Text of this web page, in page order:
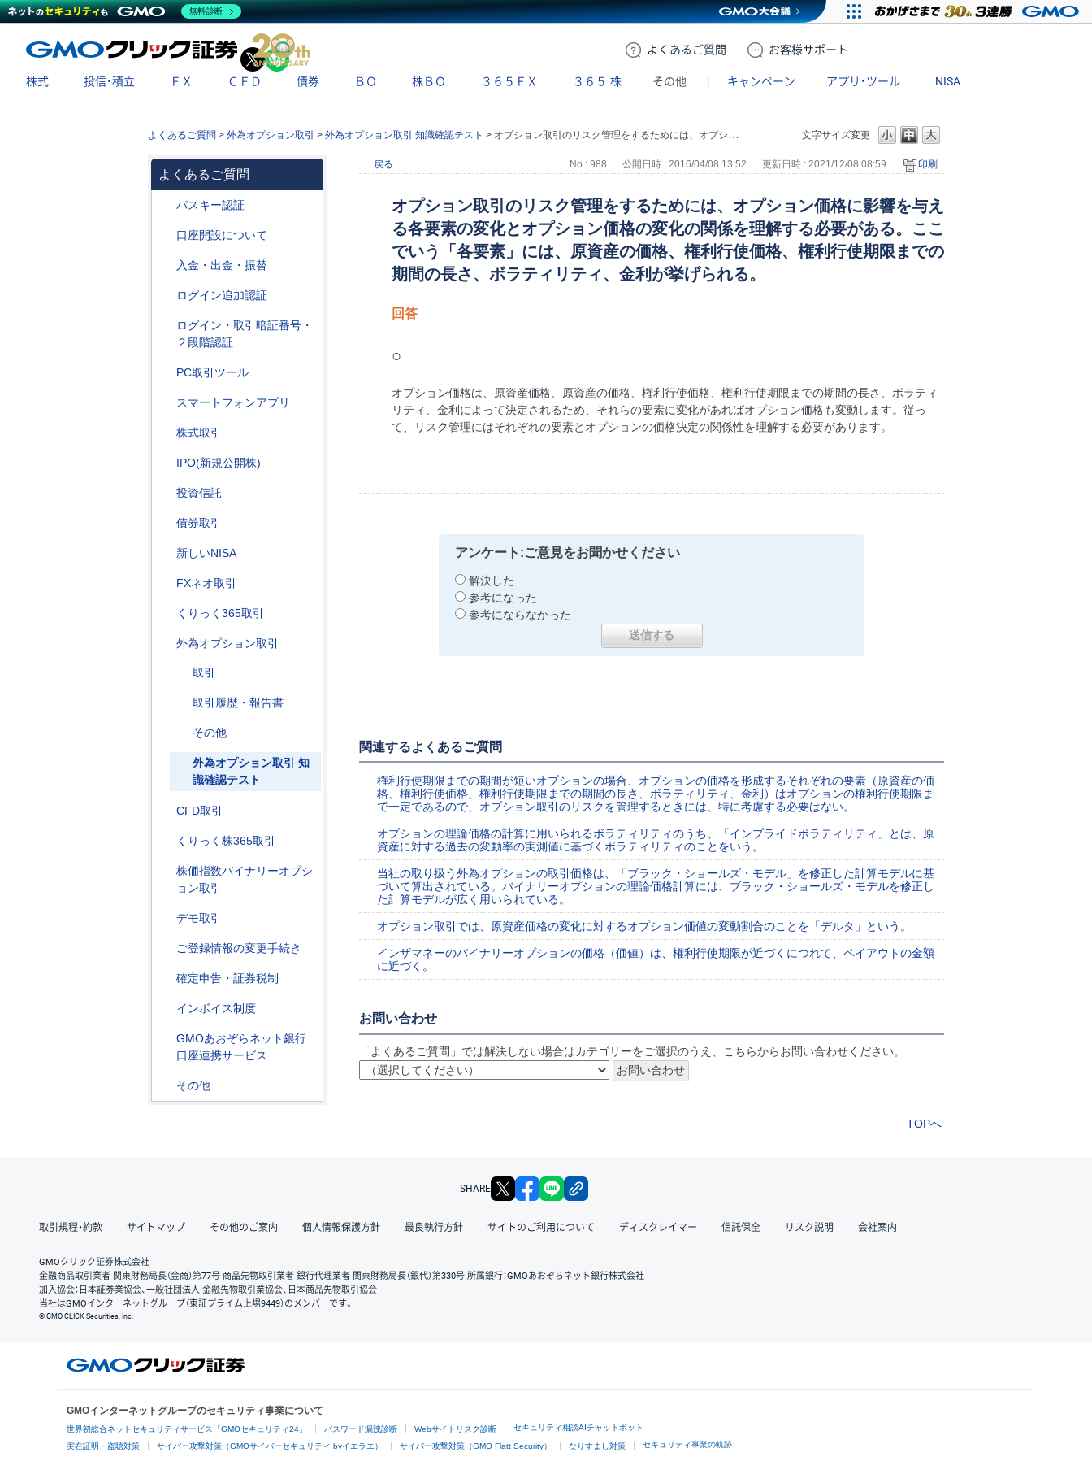
よくある ご質問 お客様サポート
X
株式 投信・積立 ＦＸ ＣＦＤ 債券 ＢＯ 株ＢＯ ３６５ＦＸ ３６５ 株 その他 キャンペーン アプリ・ツール NISA
文字サイズ変更
よくあるご質問 > 外為オプション取引 > 外為オプション取引 知識確認テスト > オプション取引のリスク管理をするためには、オプション価格に影響を与える各要素の変化とオプション価格の変化の関係を理解する必要がある。ここでいう「各要素」には、原資産の価格、権利行使価格、権利行使期限までの期間の長さ、ボラティリティ、金利が挙げられる。
よくあるご質問
パスキー認証
口座開設について
入金・出金・振替
ログイン追加認証
ログイン・取引暗証番号・
２段階認証
PC取引ツール
スマートフォンアプリ
株式取引
IPO(新規公開株)
投資信託
債券取引
新しいNISA
FXネオ取引
くりっく365取引
外為オプション取引
取引
取引履歴・報告書
その他
外為オプション取引 知
識確認テスト
CFD取引
くりっく株365取引
株価指数バイナリーオプシ
ョン取引
デモ取引
ご登録情報の変更手続き
確定申告・証券税制
インボイス制度
GMOあおぞらネット銀行
口座連携サービス
その他
戻る No : 988 公開日時 : 2016/04/08 13:52 更新日時 : 2021/12/08 08:59 印刷
オプション取引のリスク管理をするためには、オプション価格に影響を与え
る各要素の変化とオプション価格の変化の関係を理解する必要がある。ここ
でいう「各要素」には、原資産の価格、権利行使価格、権利行使期限までの
期間の長さ、ボラティリティ、金利が挙げられる。
回答
○
オプション価格は、原資産価格、原資産の価格、権利行使価格、権利行使期限までの期間の長さ、ボラティ
リティ、金利によって決定されるため、それらの要素に変化があればオプション価格も変動します。従っ
て、リスク管理にはそれぞれの要素とオプションの価格決定の関係性を理解する必要があります。
アンケート:ご意見をお聞かせください
解決した
参考になった
参考にならなかった
関連するよくあるご質問
権利行使期限までの期間が短いオプションの場合、オプションの価格を形成するそれぞれの要素（原資産の価
格、権利行使価格、権利行使期限までの期間の長さ、ボラティリティ、金利）はオプションの権利行使期限ま
で一定であるので、オプション取引のリスクを管理するときには、特に考慮する必要はない。
オプションの理論価格の計算に用いられるボラティリティのうち、「インプライドボラティリティ」とは、原
資産に対する過去の変動率の実測値に基づくボラティリティのことをいう。
当社の取り扱う外為オプションの取引価格は、「ブラック・ショールズ・モデル」を修正した計算モデルに基
づいて算出されている。バイナリーオプションの理論価格計算には、ブラック・ショールズ・モデルを修正し
た計算モデルが広く用いられている。
オプション取引では、原資産価格の変化に対するオプション価値の変動割合のことを「デルタ」という。
インザマネーのバイナリーオプションの価格（価値）は、権利行使期限が近づくにつれて、ペイアウトの金額
に近づく。
お問い合わせ
「よくあるご質問」では解決しない場合はカテゴリーをご選択のうえ、こちらからお問い合わせください。
TOPへ
SHARE X facebook
取引規程・約款 サイトマップ その他のご案内 個人情報保護方針 最良執行方針 サイトのご利用について ディスクレイマー 信託保全 リスク説明 会社案内
GMOクリック証券株式会社
金融商品取引業者 関東財務局長（金商）第77号 商品先物取引業者 銀行代理業者 関東財務局長（銀代）第330号 所属銀行：GMOあおぞらネット銀行株式会社
加入協会：日本証券業協会、一般社団法人 金融先物取引業協会、日本商品先物取引協会
当社はGMOインターネットグループ（東証プライム上場9449）のメンバーです。
© GMO CLICK Securities, Inc.
GMOインターネットグループのセキュリティ事業について
世界初総合ネットセキュリティサービス「GMOセキュリティ24」 パスワード漏洩診断 Webサイトリスク診断 セキュリティ相談AIチャットボット
実在証明・盗聴対策 サイバー攻撃対策（GMOサイバーセキュリティ byイエラエ） サイバー攻撃対策（GMO Flatt Security） なりすまし対策 セキュリティ事業の軌跡
無料診断